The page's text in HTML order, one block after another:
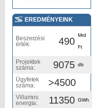
EREDMÉNYEINK
Beszerzési
érték:
490
Mrd
Ft
Projektek
száma:
9075 db
Ügyfelek
száma:
>4500
Villamos
energia:
11350 GWh